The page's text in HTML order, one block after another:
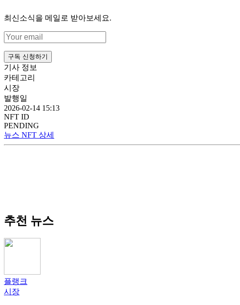
최신소식을 메일로 받아보세요.
구독 신청하기
기사 정보
카테고리
시장
발행일
2026-02-14 15:13
NFT ID
PENDING
뉴스 NFT 상세
추천 뉴스
플랭크
시장